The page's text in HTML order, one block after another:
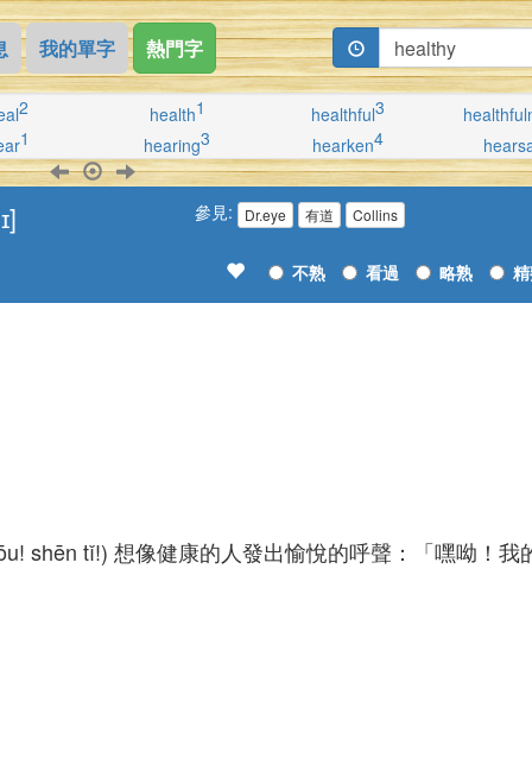
我的單字 熱門字
2 health1 healthful3
1 hearing3 hearken4
參見: Dr.eye 有道 Collins
不熟 看過 略熟
shēn tǐ!) 想像健康的人發出愉悅的呼聲：「嘿呦！我